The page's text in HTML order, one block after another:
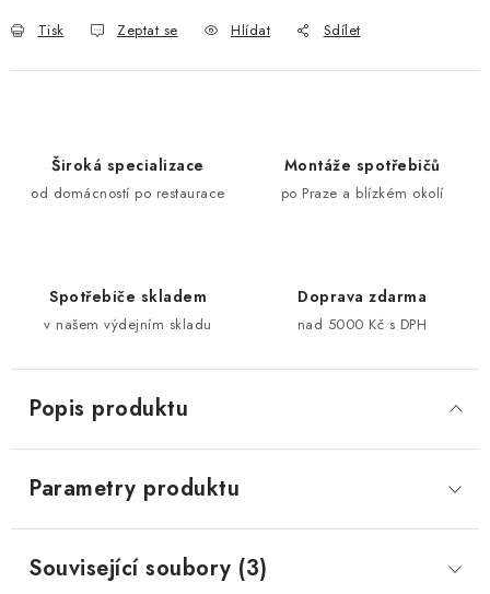
Tisk Zeptat se Hlídat Sdílet
Široká specializace
od domácností po restaurace
Montáže spotřebičů
po Praze a blízkém okolí
Spotřebiče skladem
v našem výdejním skladu
Doprava zdarma
nad 5000 Kč s DPH
Popis produktu
Parametry produktu
Související soubory (3)